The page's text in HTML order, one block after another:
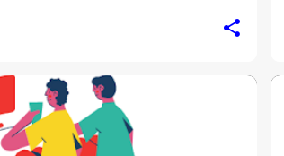
PERJALANAN HATI